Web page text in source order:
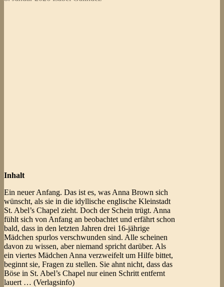
Inhalt
Ein neuer Anfang. Das ist es, was Anna Brown sich
wünscht, als sie in die idyllische englische Kleinstadt
St. Abel’s Chapel zieht. Doch der Schein trügt. Anna
fühlt sich von Anfang an beobachtet und erfährt schon
bald, dass in den letzten Jahren drei 16-jährige
Mädchen spurlos verschwunden sind. Alle scheinen
davon zu wissen, aber niemand spricht darüber. Als
ein viertes Mädchen Anna verzweifelt um Hilfe bittet,
beginnt sie, Fragen zu stellen. Sie ahnt nicht, dass das
Böse in St. Abel’s Chapel nur einen Schritt entfernt
lauert … (Verlagsinfo)